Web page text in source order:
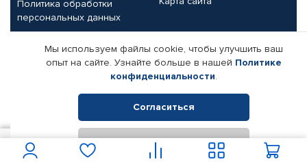
Политика обработки
персональных данных
Партнерам
Корпоративным клиентам
Поставщикам
Реквизиты компании
© КАМАЗ ЦЕНТР ДОНЕЦК, 2015-2026. Все права защищены.
Интернет-магазин автомобильных товаров Автопрофи.
Мы используем файлы cookie, чтобы улучшить ваш
опыт на сайте. Узнайте больше в нашей Политике
конфиденциальности.
Согласиться
Отклонить
В корзину